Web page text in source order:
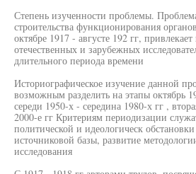
Степень изученности проблемы.
строительства функционирования
октябре 1917 - августе 192 гг,
отечественных и зарубежных
длительного периода времени
Историографическое изучение данной
возможным разделить на этапы октябрь
середи 1950-х - середина 1980-х гг ,
2000-е гг Критериям периодизации
политической и идеологическ
источниковой базы, развитие
исследования